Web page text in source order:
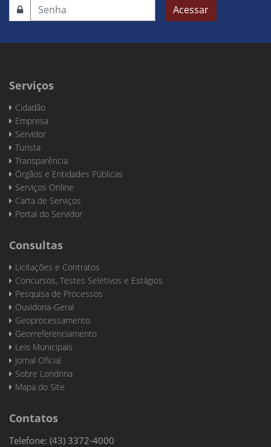
Acessar
Serviços
Cidadão
Empresa
Servidor
Turista
Transparência
Órgãos e Entidades Públicas
Serviços Online
Carta de Serviços
Portal do Servidor
Consultas
Licitações e Contratos
Concursos, Testes Seletivos e Estágios
Pesquisa de Processos
Ouvidoria-Geral
Geoprocessamento
Georreferenciamento
Leis Municipais
Jornal Oficial
Sobre Londrina
Mapa do Site
Contatos
Telefone: (43) 3372-4000